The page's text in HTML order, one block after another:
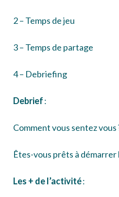
2 – Temps de jeu
3 – Temps de partage
4 – Debriefing
Debrief:
Comment vous sentez vous
Êtes-vous prêts à démarrer
Les + de l’activité: